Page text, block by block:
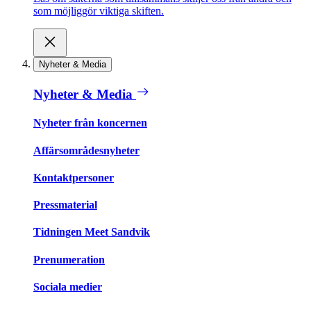
som möjliggör viktiga skiften.
Nyheter & Media
Nyheter & Media
Nyheter från koncernen
Affärsområdesnyheter
Kontaktpersoner
Pressmaterial
Tidningen Meet Sandvik
Prenumeration
Sociala medier